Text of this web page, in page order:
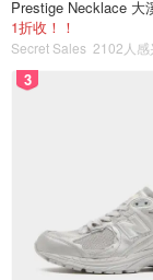
1折收！！
Secret Sales 2102人感
3